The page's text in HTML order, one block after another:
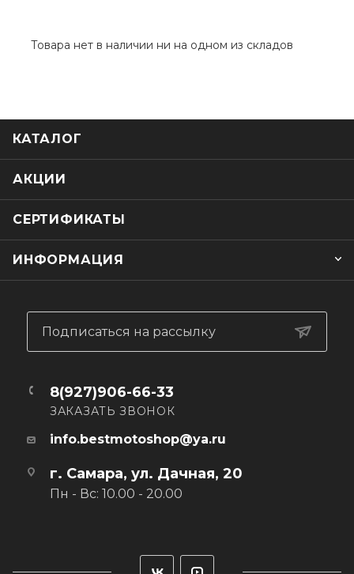
Товара нет в наличии ни на одном из складов
КАТАЛОГ
АКЦИИ
СЕРТИФИКАТЫ
ИНФОРМАЦИЯ
г. Самара, ул. Дачная, 20
Пн - Вс: 10.00 - 20.00
Подписаться на рассылку
8(927)906-66-33
ЗАКАЗАТЬ ЗВОНОК
info.bestmotoshop@ya.ru